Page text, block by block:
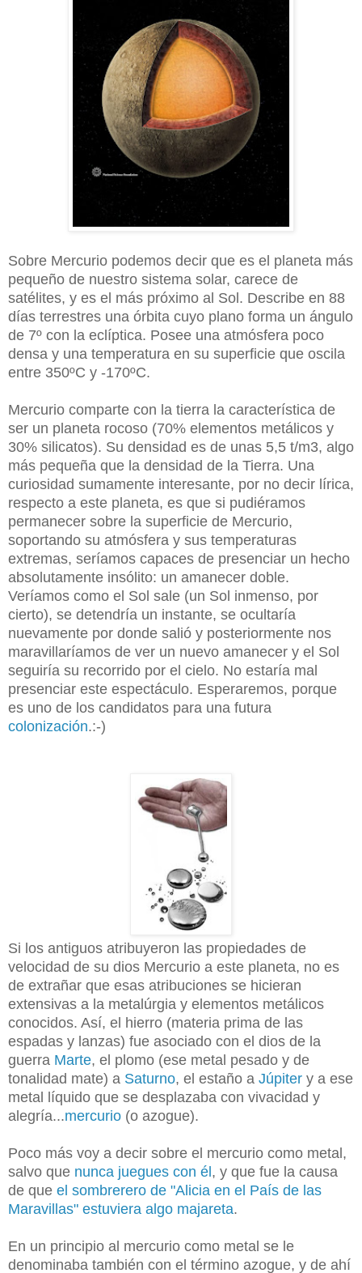
Sobre Mercurio podemos decir que es el planeta más
pequeño de nuestro sistema solar, carece de
satélites, y es el más próximo al Sol. Describe en 88
días terrestres una órbita cuyo plano forma un ángulo
de 7º con la eclíptica. Posee una atmósfera poco
densa y una temperatura en su superficie que oscila
entre 350ºC y -170ºC.
Mercurio comparte con la tierra la característica de
ser un planeta rocoso (70% elementos metálicos y
30% silicatos). Su densidad es de unas 5,5 t/m3, algo
más pequeña que la densidad de la Tierra. Una
curiosidad sumamente interesante, por no decir lírica,
respecto a este planeta, es que si pudiéramos
permanecer sobre la superficie de Mercurio,
soportando su atmósfera y sus temperaturas
extremas, seríamos capaces de presenciar un hecho
absolutamente insólito: un amanecer doble.
Veríamos como el Sol sale (un Sol inmenso, por
cierto), se detendría un instante, se ocultaría
nuevamente por donde salió y posteriormente nos
maravillaríamos de ver un nuevo amanecer y el Sol
seguiría su recorrido por el cielo. No estaría mal
presenciar este espectáculo. Esperaremos, porque
es uno de los candidatos para una futura
colonización.:-)
Si los antiguos atribuyeron las propiedades de
velocidad de su dios Mercurio a este planeta, no es
de extrañar que esas atribuciones se hicieran
extensivas a la metalúrgia y elementos metálicos
conocidos. Así, el hierro (materia prima de las
espadas y lanzas) fue asociado con el dios de la
guerra Marte, el plomo (ese metal pesado y de
tonalidad mate) a Saturno, el estaño a Júpiter y a ese
metal líquido que se desplazaba con vivacidad y
alegría...mercurio (o azogue).
Poco más voy a decir sobre el mercurio como metal,
salvo que nunca juegues con él, y que fue la causa
de que el sombrerero de "Alicia en el País de las
Maravillas" estuviera algo majareta.
En un principio al mercurio como metal se le
denominaba también con el término azogue, y de ahí